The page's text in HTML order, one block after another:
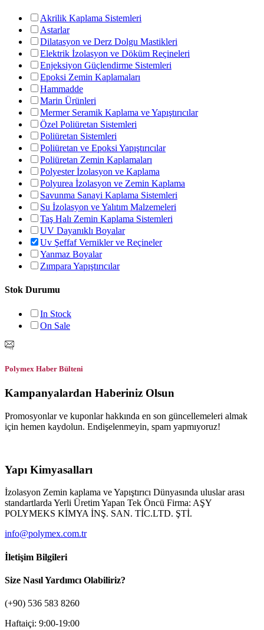
Akrilik Kaplama Sistemleri
Astarlar
Dilatasyon ve Derz Dolgu Mastikleri
Elektrik İzolasyon ve Döküm Reçineleri
Enjeksiyon Güçlendirme Sistemleri
Epoksi Zemin Kaplamaları
Hammadde
Marin Ürünleri
Mermer Seramik Kaplama ve Yapıştırıcılar
Özel Poliüretan Sistemleri
Poliüretan Sistemleri
Poliüretan ve Epoksi Yapıştırıcılar
Poliüretan Zemin Kaplamaları
Polyester İzolasyon ve Kaplama
Polyurea İzolasyon ve Zemin Kaplama
Savunma Sanayi Kaplama Sistemleri
Su İzolasyon ve Yalıtım Malzemeleri
Taş Halı Zemin Kaplama Sistemleri
UV Dayanıklı Boyalar
Uv Şeffaf Vernikler ve Reçineler
Yanmaz Boyalar
Zımpara Yapıştırıcılar
Stok Durumu
In Stock
On Sale
Polymex Haber Bülteni
Kampanyalardan Haberiniz Olsun
Promosyonlar ve kuponlar hakkında en son güncellemeleri almak
için hemen kaydolun. Endişelenmeyin, spam yapmıyoruz!
Yapı Kimyasalları
İzolasyon Zemin kaplama ve Yapıştırıcı Dünyasında uluslar arası
standartlarda Yerli Üretim Yapan Tek Öncü Firma: AŞY
POLYMEKS KİMYA İNŞ. SAN. TİC.LTD. ŞTİ.
info@polymex.com.tr
İletişim Bilgileri
Size Nasıl Yardımcı Olabiliriz?
(+90) 536 583 8260
Haftaiçi: 9:00-19:00